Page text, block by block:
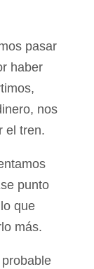
pasar
haber
nos
el tren.
punto
que
más.